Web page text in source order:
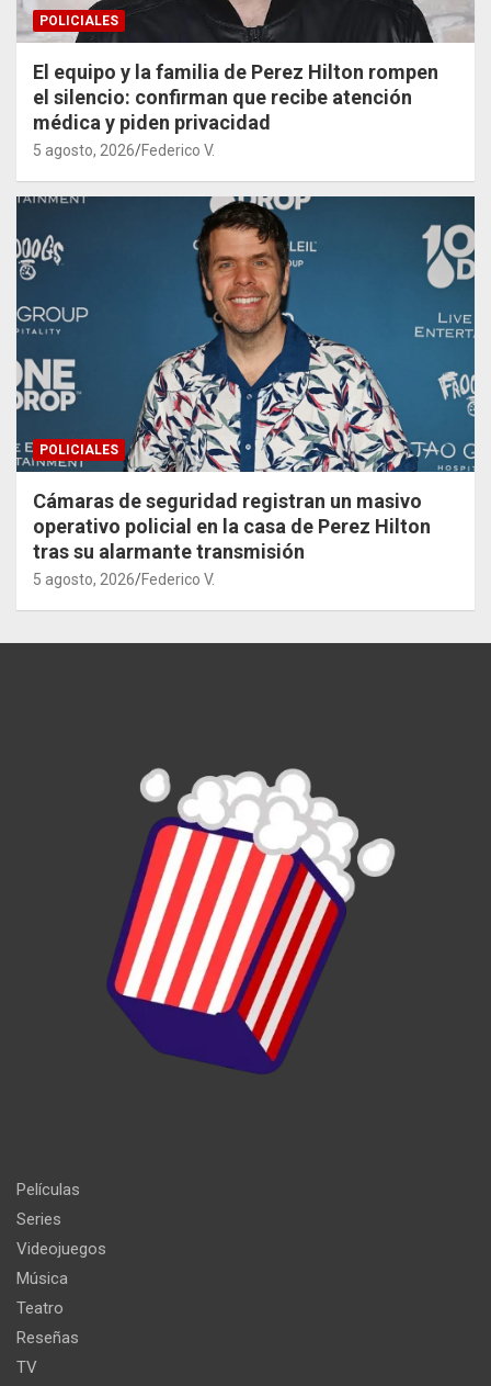
POLICIALES
El equipo y la familia de Perez Hilton rompen
el silencio: confirman que recibe atención
médica y piden privacidad
5 agosto, 2026 Federico V.
POLICIALES
Cámaras de seguridad registran un masivo
operativo policial en la casa de Perez Hilton
tras su alarmante transmisión
5 agosto, 2026 Federico V.
Películas
Series
Videojuegos
Música
Teatro
Reseñas
TV